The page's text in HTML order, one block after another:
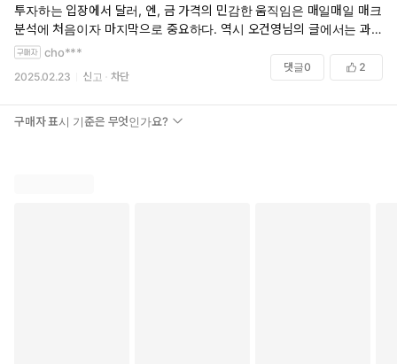
“주식도 부동산도 불안한 지금,
부자들은 왜 달러, 엔, 금에 주목하는가”
마지막 장에 오건영님이 추천해주신 책 중 '돈을 찍어내는 제왕, 연준'을
일주일 만에 다 읽었는데 정말 재미있게 읽었습니다. 정말 정말 강추하며,
25권이나 추천해주셔서 새로운 읽을거리가 많이 생겨 즐겁네요.
투자하는 입장에서 달러, 엔, 금 가격의 민감한 움직임은 매일매일 매크로
분석에 처음이자 마지막으로 중요하다. 역시 오건영님의 글에서는 과거
(보통 1990년대)부터 현재까지의 가격변화를 쉽게 설명해주기 때문에
앞으로 전망하는데 큰 인사이트를 얻게 된다. 투자하는 분에게는 필독서
다.
cho***
2025.02.23 신고 차단
댓글0 2
구매자 표시 기준은 무엇인가요?